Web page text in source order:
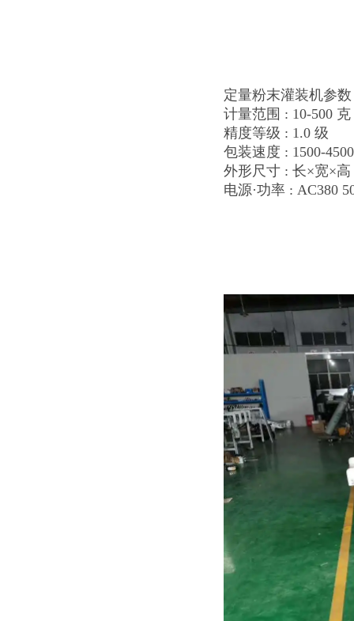
定量粉末灌装机参
计量范围 : 10-500 克
精度等级 : 1.0 级
包装速度 : 1500-
外形尺寸 : 长×宽×高
电源·功率 : AC380